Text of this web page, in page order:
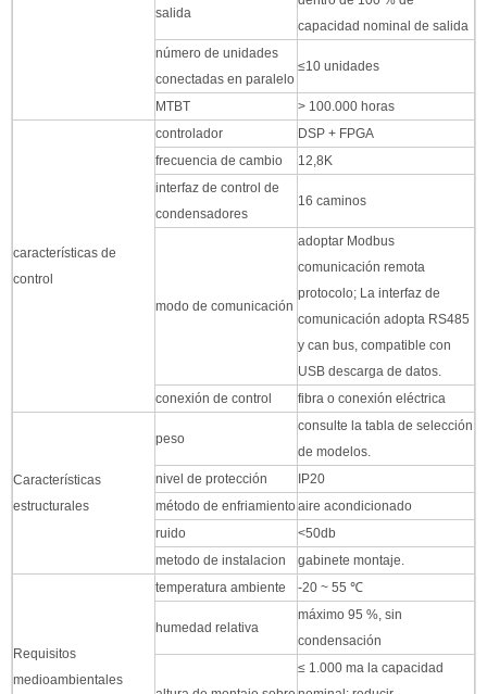
salida
capacidad nominal de salida
número de unidades
conectadas en paralelo
≤10 unidades
MTBT > 100.000 horas
características de
control
controlador
DSP + FPGA
frecuencia de cambio
12,8K
interfaz de control de
condensadores
16 caminos
modo de comunicación
adoptar Modbus
comunicación remota
protocolo; La interfaz de
comunicación adopta RS485
y can bus, compatible con
USB descarga de datos.
conexión de control
fibra o conexión eléctrica
Características
estructurales
peso
consulte la tabla de selección
de modelos.
nivel de protección
IP20
método de enfriamientoaire acondicionado
ruido
<50db
metodo de instalacion
gabinete montaje.
Requisitos
medioambientales
temperatura ambiente -20 ~ 55 ℃
humedad relativa
máximo 95 %, sin
condensación
≤ 1.000 ma la capacidad